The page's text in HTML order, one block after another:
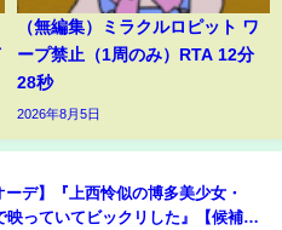
（無編集）ミラクルロピット ワ
ープ禁止（1周のみ）RTA 12分
28秒
2026年8月5日
ーデ】『上西怜似の博多美少女・
映っていてビックリした』【候補生